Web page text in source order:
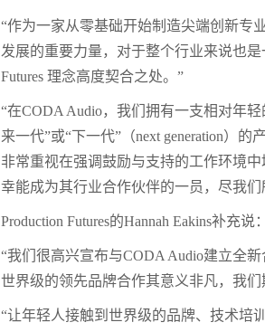
“作为一家从零基础开始制造尖端创新专
发展的重要力量，对于整个行业来说也
Futures 理念高度契合之处。”
“在CODA Audio，我们拥有一支相对年
来一代”或“下一代”（next generation）
非常重视在强调鼓励与支持的工作环境
幸能成为其行业合作伙伴的一员，尽我
Production Futures的Hannah Eakins补充说：
“我们很高兴宣布与CODA Audio建立全
世界级的领先品牌合作其意义非凡，我
“让年轻人接触到世界级的品牌、技术培